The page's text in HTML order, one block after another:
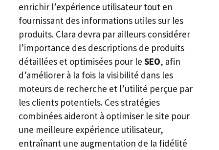
enrichir l’expérience utilisateur tout en
fournissant des informations utiles sur les
produits. Clara devra par ailleurs considérer
l’importance des descriptions de produits
détaillées et optimisées pour le SEO, afin
d’améliorer à la fois la visibilité dans les
moteurs de recherche et l’utilité perçue par
les clients potentiels. Ces stratégies
combinées aideront à optimiser le site pour
une meilleure expérience utilisateur,
entraînant une augmentation de la fidélité